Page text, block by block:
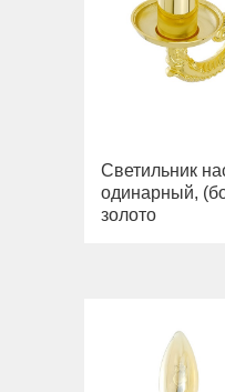
Светильник
одинарный,
золото